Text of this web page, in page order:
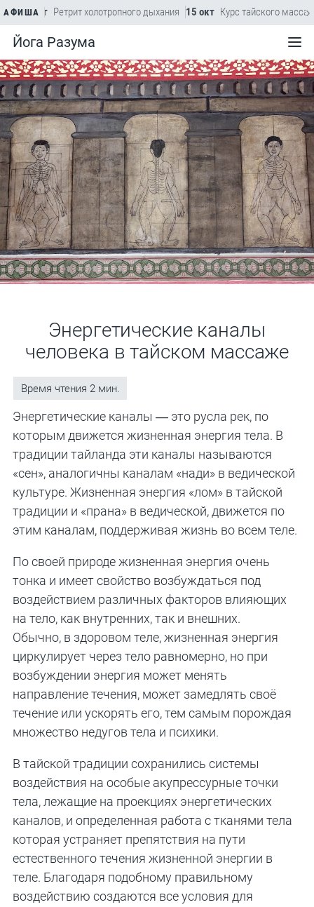
АФИША
22 авг Ретрит холотропного дыхания 15 окт Курс тайского массажа ›
Йога Разума
Энергетические каналы
человека в тайском массаже
Энергетические каналы — это русла рек, по
которым движется жизненная энергия тела. В
традиции тайланда эти каналы называются
«сен», аналогичны каналам «нади» в ведической
культуре. Жизненная энергия «лом» в тайской
традиции и «прана» в ведической, движется по
этим каналам, поддерживая жизнь во всем теле.
По своей природе жизненная энергия очень
тонка и имеет свойство возбуждаться под
воздействием различных факторов влияющих
на тело, как внутренних, так и внешних.
Обычно, в здоровом теле, жизненная энергия
циркулирует через тело равномерно, но при
возбуждении энергия может менять
направление течения, может замедлять своё
течение или ускорять его, тем самым порождая
множество недугов тела и психики.
В тайской традиции сохранились системы
воздействия на особые акупрессурные точки
тела, лежащие на проекциях энергетических
каналов, и определенная работа с тканями тела
которая устраняет препятствия на пути
естественного течения жизненной энергии в
теле. Благодаря подобному правильному
воздействию создаются все условия для